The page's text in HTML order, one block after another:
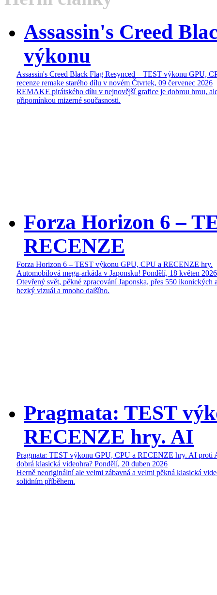
Assassin's Creed
výkonu
Assassin's Creed Black Flag Resynced – TEST výkonu GPU,
recenze remake starého dílu v novém Čtvrtek, 09 červenec 2026
REMAKE pirátského dílu v nejnovější grafice je dobrou hrou,
připomínkou mizerné současnosti.
Forza Horizon 6 –
RECENZE
Forza Horizon 6 – TEST výkonu GPU, CPU a RECENZE hry.
Automobilová mega-arkáda v Japonsku! Pondělí, 18 květen 2026
Otevřený svět, pěkné zpracování Japonska, přes 550 ikonických
hezký vizuál a mnoho dalšího.
Pragmata: TEST
RECENZE hry. AI
Pragmata: TEST výkonu GPU, CPU a RECENZE hry. AI proti
dobrá klasická videohra? Pondělí, 20 duben 2026
Herně neoriginální ale velmi zábavná a velmi pěkná klasická
solidním příběhem.